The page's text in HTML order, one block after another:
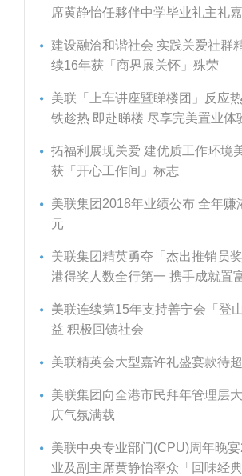
席黄静怡任夥伴中学毕业礼主礼
建设融洽和谐社会 实践关爱社群
续16年获「商界展关怀」殊荣
美联「上车讲座暨睇楼团」反应
铁趁热 即赴睇楼 尽享完美置业体
拓福利展现关爱 建优质工作环境
获「开心工作间」标志
美联集团2018年业绩公布 全年赚
元
美联集团精英勇夺「杰出推销员
港得奖人数全行第一 携手成就置
美联连续第15年支持善宁会「登
益 积极回馈社会
美联精英会大型嘉许礼盛宴款待
美联集团向全港市民拜年管理层
庆气氛满载
美联中央专业部门(CPU)周年晚
业及副主席黄静怡率众「回味经典